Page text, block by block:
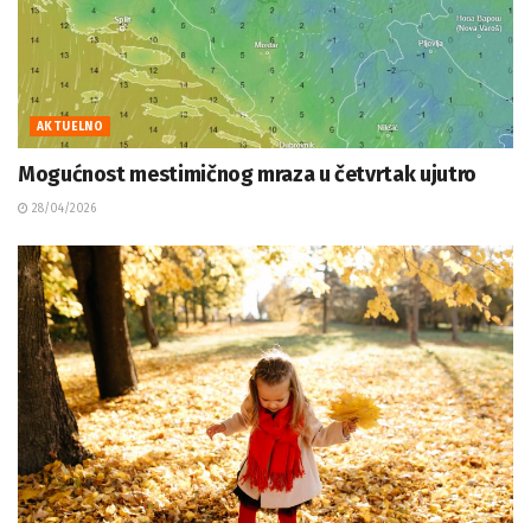
AKTUELNO
Mogućnost mestimičnog mraza u četvrtak ujutro
28/04/2026